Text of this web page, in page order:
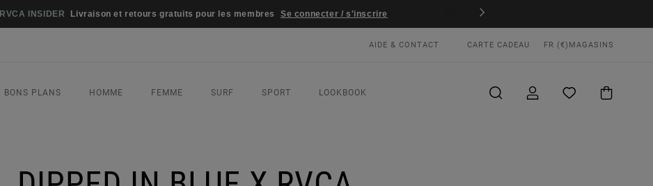
RVCA INSIDER Livraison et retours gratuits pour les membres Se connecter / s'inscrire
AIDE & CONTACT CARTE CADEAU FR (€) MAGASINS
BONS PLANS HOMME FEMME SURF SPORT LOOKBOOK